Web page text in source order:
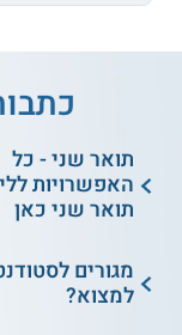
תואר שני - כל
האפשרויות
תואר שני כאן
מגורים
למצוא?